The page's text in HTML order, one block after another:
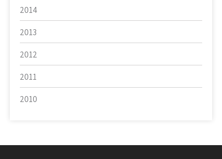
2014
2013
2012
2011
2010